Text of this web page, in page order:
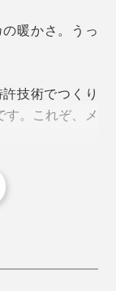
わっか状のパ
ホカに。
暖かさ。うっ
技術でつくり
。これぞ、メ